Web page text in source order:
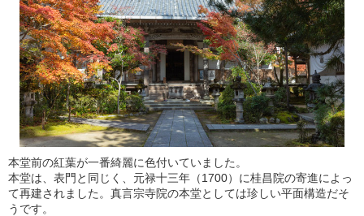
本堂前の紅葉が一番綺麗に色付いていました。
本堂は、表門と同じく、元禄十三年（1700）に桂昌院の寄進によっ
て再建されました。真言宗寺院の本堂としては珍しい平面構造だそ
うです。